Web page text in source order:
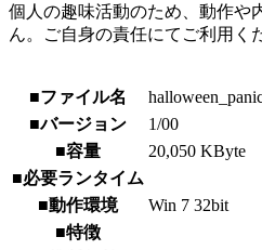
個人の趣味活動のため、動作や
ん。ご自身の責任にてご利用く
■ファイル名
■バージョン
1/00
■容量
20,050 KByte
■必要ランタイム
■動作環境
Win 7 32bit
■特徴